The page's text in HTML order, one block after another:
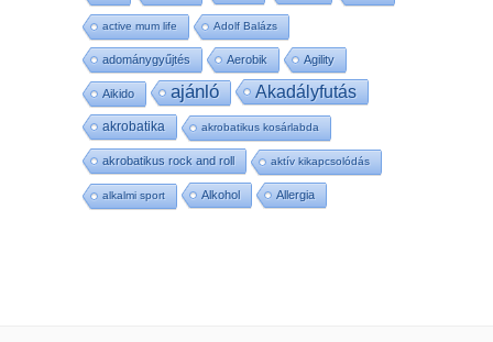
active mum life Adolf Balázs
adománygyűjtés Aerobik Agility
Aikido ajánló Akadályfutás
akrobatika akrobatikus kosárlabda
akrobatikus rock and roll aktív kikapcsolódás
alkalmi sport Alkohol Allergia